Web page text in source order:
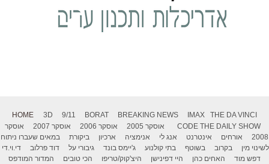
HOME 3D 9/11 BORAT BREAKING NEWS IMAX
THE DA VINCI
CODE THE DAILY SHOW אוסקר 2005 אוסקר 2006 אוסקר 2007
אוסקר
2008
אורחים אינטרנט אנג לי אנימציה ארכיון ביקורת
במאים שעברו ניתוח
לשינוי מין
בקרוב בשוטף בתי קולנוע ג'יימס בונד גיבורי על דוד פרלוב
די.וי.די
דפש מוד
האחים כהן היי דפינישן היצ'קוק/טריפו הכי טובים
המדור המודפס